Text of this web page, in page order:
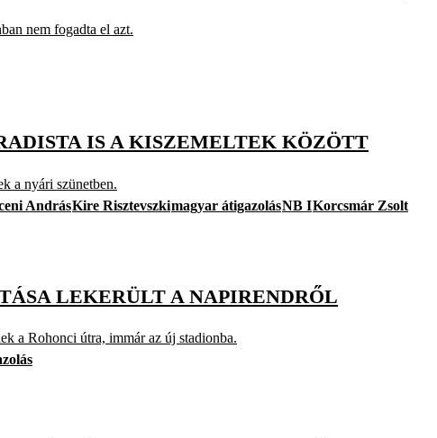
nem fogadta el azt.
IS A KISZEMELTEK KÖZÖTT
a nyári szünetben.
AndrásKire Risztevszkimagyar átigazolásNB IKorcsmár Zsolt
LEKERÜLT A NAPIRENDRŐL
a Rohonci útra, immár az új stadionba.